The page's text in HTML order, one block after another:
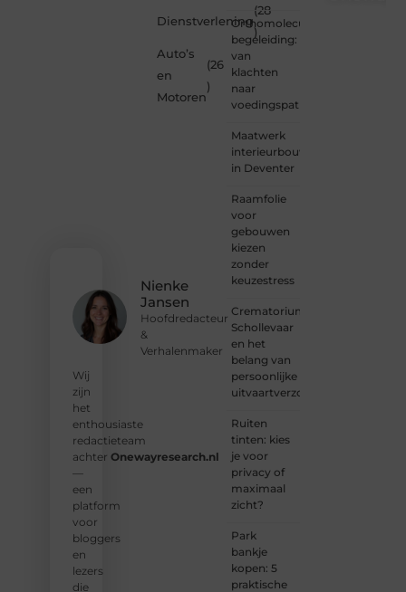
Nienke
Jansen
Hoofdredacteur
&
Verhalenmaker
Wij
zijn
het
enthousiaste
redactieteam
achter Onewayresearch.nl
—
een
platform
voor
bloggers
en
lezers
die
Dienstverlening
(28
)
Auto’s
en
Motoren
(26
)
Orthomoleculaire
begeleiding:
van
klachten
naar
voedingspatroon
Maatwerk
interieurbouw
in Deventer
Raamfolie
voor
gebouwen
kiezen
zonder
keuzestress
Crematorium
Schollevaar
en het
belang van
persoonlijke
uitvaartverzorging
Ruiten
tinten: kies
je voor
privacy of
maximaal
zicht?
Park
bankje
kopen: 5
praktische